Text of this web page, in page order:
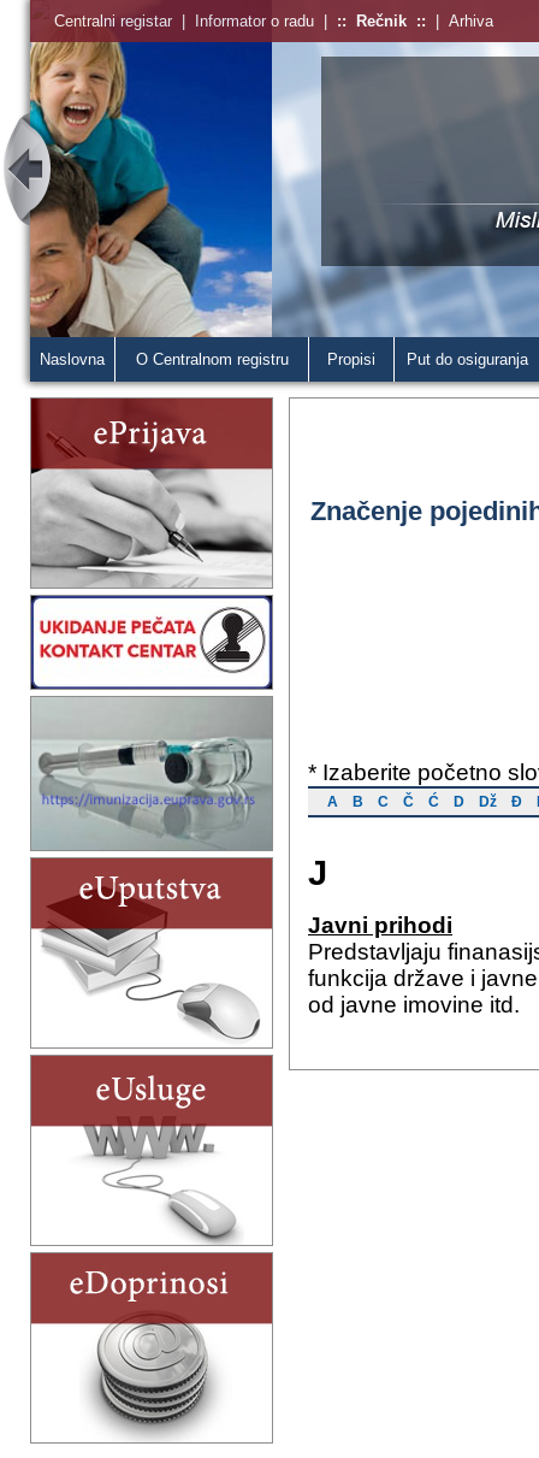
Centralni registar Informator o radu :: Rečnik :: Arhiva
Naslovna O Centralnom registru Propisi Put do osiguranja
Značenje
* Izaberite početno
A B C Č Ć D Dž Đ
J
Javni prihodi
Predstavljaju
funkcija države i
od javne imovine itd.